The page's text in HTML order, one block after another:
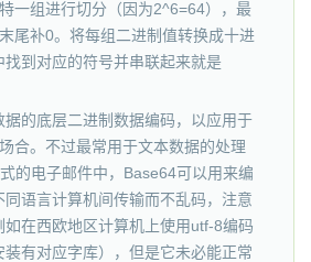
一组进行切分（因为2^6=64），最
尾补0。将每组二进制值转换成十进
到对应的符号并串联起来就是
的底层二进制数据编码，以应用于
合。不过最常用于文本数据的处理
的电子邮件中，Base64可以用来编
语言计算机间传输而不乱码，注意
在西欧地区计算机上使用utf-8编码
装有对应字库），但是它未必能正常